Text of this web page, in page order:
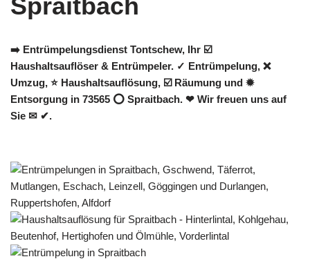
➡️ Entrümpelungsdienst Tontschew, Ihr ☑️
Haushaltsauflöser & Entrümpeler. ✓ Entrümpelung, ❌
Umzug, ⭐ Haushaltsauflösung, ☑️ Räumung und ✹
Entsorgung in 73565 ⭕ Spraitbach. ❤ Wir freuen uns auf
Sie ✉ ✔.